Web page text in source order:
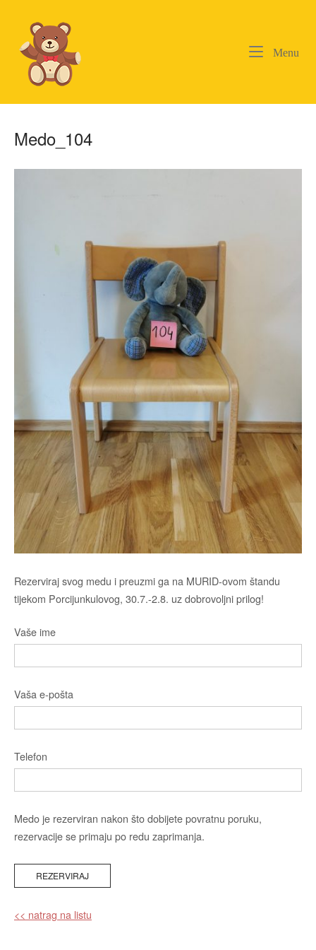
content
Menu
Medo_104
Rezerviraj svog medu i preuzmi ga na MURID-ovom štandu
tijekom Porcijunkulovog, 30.7.-2.8. uz dobrovoljni prilog!
Vaše ime
Vaša e-pošta
Telefon
Medo je rezerviran nakon što dobijete povratnu poruku,
rezervacije se primaju po redu zaprimanja.
<< natrag na listu